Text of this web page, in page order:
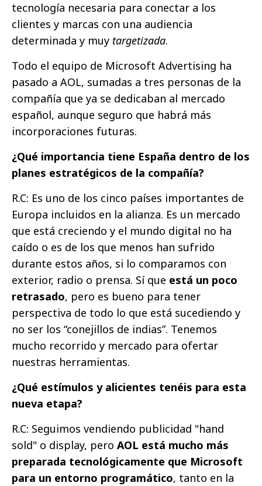
tecnología necesaria para conectar a los
clientes y marcas con una audiencia
determinada y muy targetizada.
Todo el equipo de Microsoft Advertising ha
pasado a AOL, sumadas a tres personas de la
compañía que ya se dedicaban al mercado
español, aunque seguro que habrá más
incorporaciones futuras.
¿Qué importancia tiene España dentro de los
planes estratégicos de la compañía?
R.C: Es uno de los cinco países importantes de
Europa incluidos en la alianza. Es un mercado
que está creciendo y el mundo digital no ha
caído o es de los que menos han sufrido
durante estos años, si lo comparamos con
exterior, radio o prensa. Sí que está un poco
retrasado, pero es bueno para tener
perspectiva de todo lo que está sucediendo y
no ser los “conejillos de indias”. Tenemos
mucho recorrido y mercado para ofertar
nuestras herramientas.
¿Qué estímulos y alicientes tenéis para esta
nueva etapa?
R.C: Seguimos vendiendo publicidad "hand
sold" o display, pero AOL está mucho más
preparada tecnológicamente que Microsoft
para un entorno programático, tanto en la